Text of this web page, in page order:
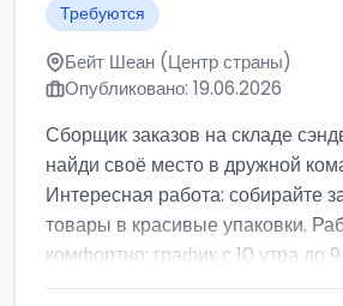
Требуются
Бейт Шеан (Центр страны)
Опубликовано: 19.06.2026
Сборщик заказов на складе
найди своё место в дружной
Интересная работа: собирайте
товары в красивые упаковки.
комфортно: график с 10 утра до 9